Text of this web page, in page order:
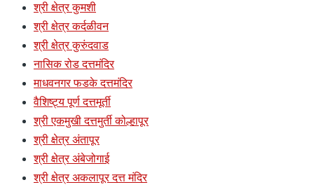
श्री क्षेत्र कुमशी
श्री क्षेत्र कर्दळीवन
श्री क्षेत्र कुरुंदवाड
नासिक रोड दत्तमंदिर
माधवनगर फडके दत्तमंदिर
वैशिष्ट्य पूर्ण दत्तमूर्ती
श्री एकमुखी दत्तमुर्ती कोल्हापूर
श्री क्षेत्र अंतापूर
श्री क्षेत्र अंबेजोगाई
श्री क्षेत्र अकलापूर दत्त मंदिर